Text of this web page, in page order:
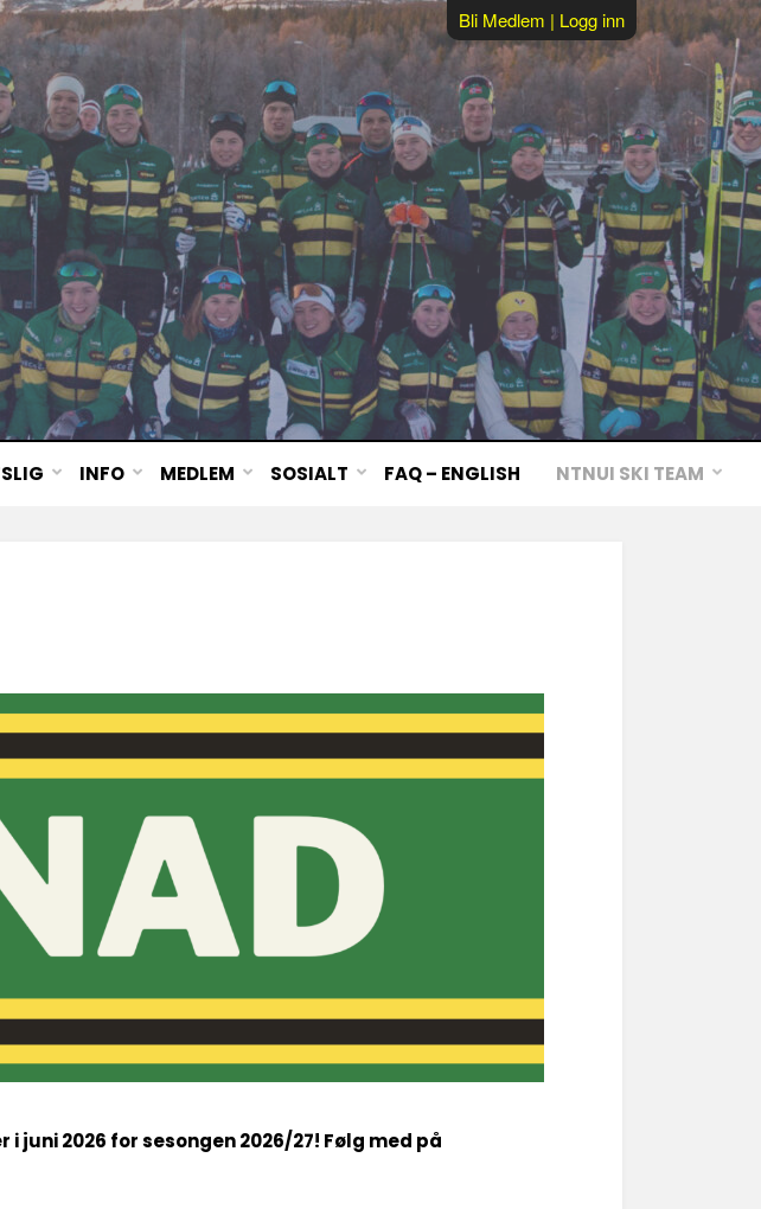
Bli Medlem | Logg inn
INFO MEDLEM SOSIALT FAQ – ENGLISH NTNUI SKI TEAM
juni 2026 for sesongen 2026/27! Følg med på